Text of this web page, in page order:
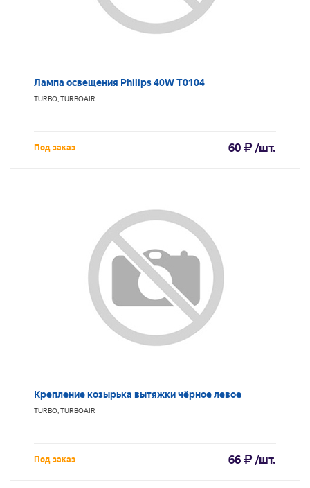
Лампа освещения Philips 40W T0104
TURBO, TURBOAIR
Под заказ 60 /шт.
Крепление козырька вытяжки чёрное левое
TURBO, TURBOAIR
Под заказ 66 /шт.